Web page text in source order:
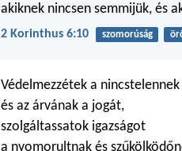
akiknek nincsen semmijük, és
2 Korinthus 6:10 szomorúság
Védelmezzétek a nincstelennek
és az árvának a jogát,
szolgáltassatok igazságot
a nyomorultnak és